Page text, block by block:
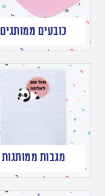
כובעים ממותגים
מגבות ממותגות